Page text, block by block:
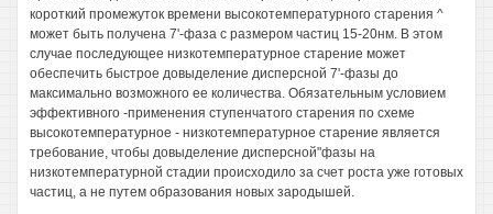
короткий промежуток времени высокотемпературного старения ^
может быть получена 7'-фаза с размером частиц 15-20нм. В этом
случае последующее низкотемпературное старение может
обеспечить быстрое довыделение дисперсной 7'-фазы до
максимально возможного ее количества. Обязательным условием
эффективного -применения ступенчатого старения по схеме
высокотемпературное - низкотемпературное старение является
требование, чтобы довыделение дисперсной"фазы на
низкотемпературной стадии происходило за счет роста уже готовых
частиц, а не путем образования новых зародышей.